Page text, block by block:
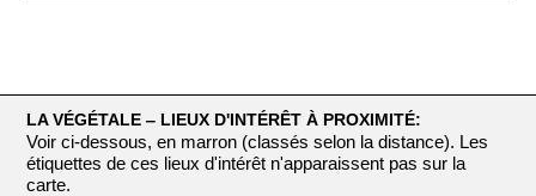
LA VÉGÉTALE ‒ LIEUX D'INTÉRÊT À PROXIMITÉ:
Voir ci-dessous, en marron (classés selon la distance). Les
étiquettes de ces lieux d'intérêt n'apparaissent pas sur la
carte.